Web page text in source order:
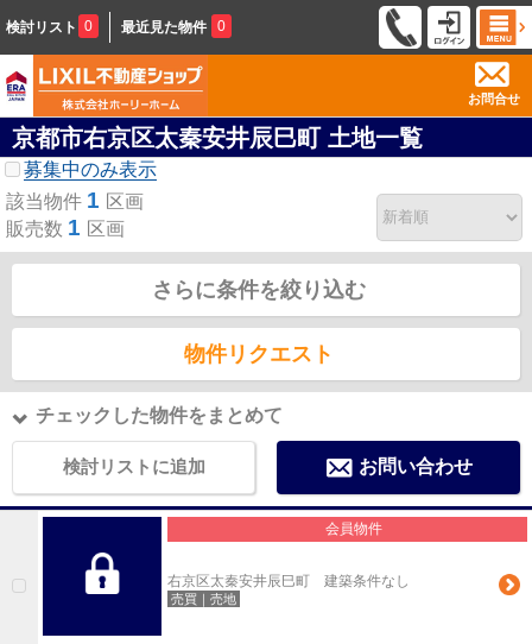
検討リスト 0 最近見た物件 0
お問合せ
京都市右京区太秦安井辰巳町 土地一覧
募集中のみ表示
該当物件 1 区画
販売数 1 区画
さらに条件を絞り込む
物件リクエスト
チェックした物件をまとめて
検討リストに追加 お問い合わせ
会員物件
右京区太秦安井辰巳町 建築条件なし
売買｜売地